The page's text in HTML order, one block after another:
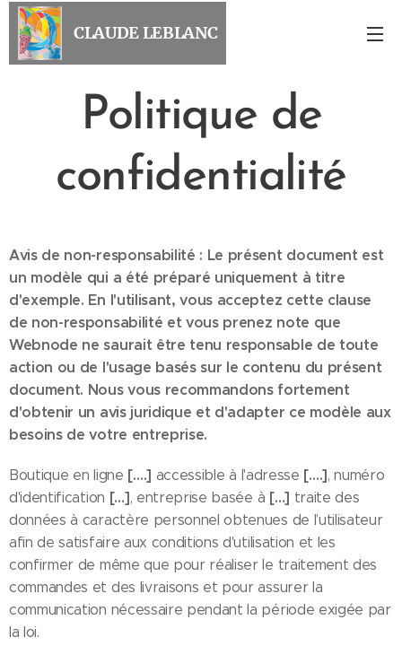
CLAUDE LEBLANC
Politique de
confidentialité
Avis de non-responsabilité : Le présent document est
un modèle qui a été préparé uniquement à titre
d'exemple. En l'utilisant, vous acceptez cette clause
de non-responsabilité et vous prenez note que
Webnode ne saurait être tenu responsable de toute
action ou de l'usage basés sur le contenu du présent
document. Nous vous recommandons fortement
d'obtenir un avis juridique et d'adapter ce modèle aux
besoins de votre entreprise.
Boutique en ligne [….] accessible à l'adresse [….], numéro
d'identification […], entreprise basée à […] traite des
données à caractère personnel obtenues de l’utilisateur
afin de satisfaire aux conditions d'utilisation et les
confirmer de même que pour réaliser le traitement des
commandes et des livraisons et pour assurer la
communication nécessaire pendant la période exigée par
la loi.